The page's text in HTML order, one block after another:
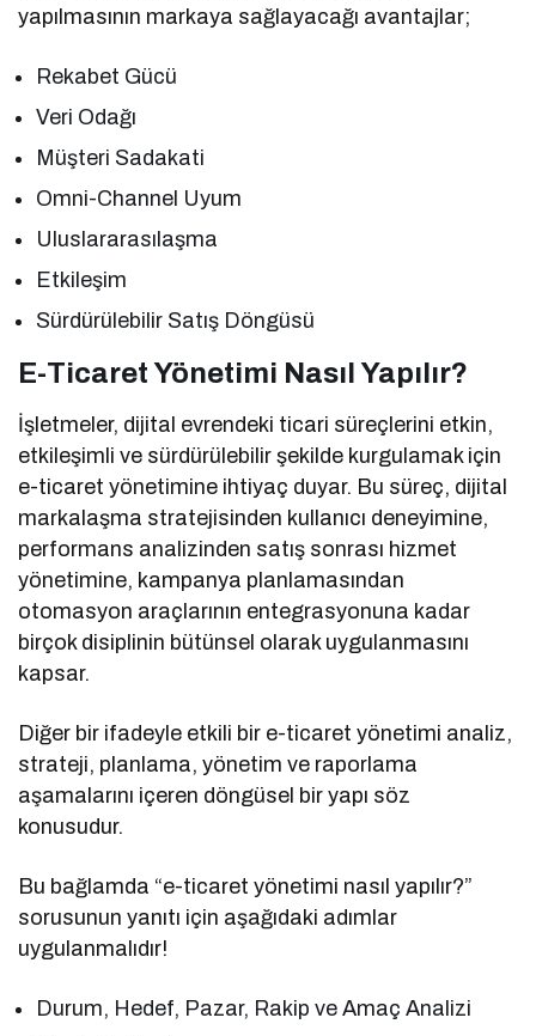
yapılmasının markaya sağlayacağı avantajlar;
Rekabet Gücü
Veri Odağı
Müşteri Sadakati
Omni-Channel Uyum
Uluslararasılaşma
Etkileşim
Sürdürülebilir Satış Döngüsü
E-Ticaret Yönetimi Nasıl Yapılır?
İşletmeler, dijital evrendeki ticari süreçlerini etkin,
etkileşimli ve sürdürülebilir şekilde kurgulamak için
e-ticaret yönetimine ihtiyaç duyar. Bu süreç, dijital
markalaşma stratejisinden kullanıcı deneyimine,
performans analizinden satış sonrası hizmet
yönetimine, kampanya planlamasından
otomasyon araçlarının entegrasyonuna kadar
birçok disiplinin bütünsel olarak uygulanmasını
kapsar.
Diğer bir ifadeyle etkili bir e-ticaret yönetimi analiz,
strateji, planlama, yönetim ve raporlama
aşamalarını içeren döngüsel bir yapı söz
konusudur.
Bu bağlamda “e-ticaret yönetimi nasıl yapılır?”
sorusunun yanıtı için aşağıdaki adımlar
uygulanmalıdır!
Durum, Hedef, Pazar, Rakip ve Amaç Analizi